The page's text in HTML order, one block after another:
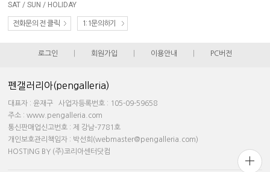
SAT / SUN / HOLIDAY
전화문의 전 클릭 1:1문의하기
로그인 회원가입 이용안내 PC버전
펜갤러리아(pengalleria)
대표자 : 윤재구 사업자등록번호 : 105-09-59658
주소 : www.pengalleria.com
통신판매업신고번호 : 제 강남-7781호
개인보호관리책임자 : 박선희(webmaster@pengalleria.com)
HOSTING BY (주)코리아센터닷컴